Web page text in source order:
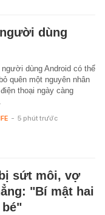
dùng
người dùng Android có thể
quên một nguyên nhân
thoại ngày càng
- 5 phút trước
sứt môi, vợ
"Bí mật hai